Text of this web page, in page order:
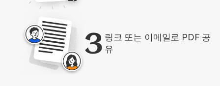
3 링크 또는 이메일로 PDF 공
유